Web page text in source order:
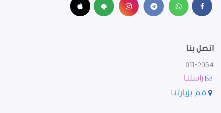
اتصل بنا
011-2054
راسلنا
قم بزيارتنا